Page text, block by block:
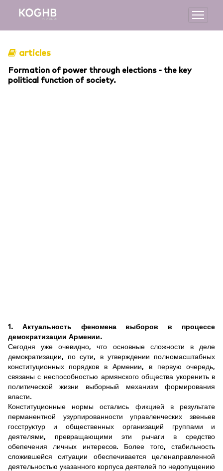
articles
Formation of power through elections - the key
political function of society.
1. Актуальность феномена выборов в процессе
демократизации Армении.
Сегодня уже очевидно, что основные сложности в деле
демократизации, по сути, в утверждении полномасштабных
конституционных порядков в Армении, в первую очередь,
связаны с неспособностью армянского общества укоренить в
политической жизни выборный механизм формирования
власти.
Конституционные нормы остались фикцией в результате
перманентной узурпированности управленческих звеньев
госструктур и общественных организаций группами и
деятелями, превращающими эти рычаги в средство
обепечения личных интересов. Более того, стабильность
сложившейся ситуации обеспечивается целенаправленной
деятельностью указанного корпуса деятелей по недопущению